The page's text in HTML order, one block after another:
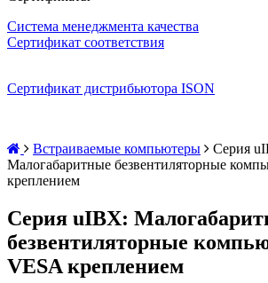
Система менеджмента качества
Сертификат соответствия
Сертификат дистрибьютора ISON
Встраиваемые компьютеры
Серия
Малогабаритные безвентиляторные
креплением
Серия uIBX:
безвентиляторные
VESA креплением